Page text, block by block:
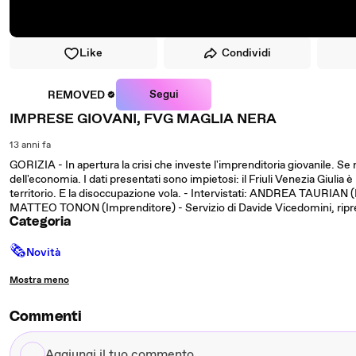
Like Condividi
REMOVED Segui
IMPRESE GIOVANI, FVG MAGLIA NERA
13 anni fa
GORIZIA - In apertura la crisi che investe l'imprenditoria giovanile. Se
dell'economia. I dati presentati sono impietosi: il Friuli Venezia Giulia
territorio. E la disoccupazione vola. - Intervistati: ANDREA
MATTEO TONON (Imprenditore) - Servizio di Davide Vicedomini,
Categoria
🗞Novità
Mostra meno
Commenti